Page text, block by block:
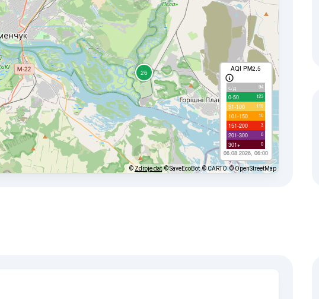
AQI PM2.5
с/д 94
0-50 123
51-100 119
101-150 10
151-200 3
201-300 0
301+ 0
06.08.2026, 06:00
©Zdroje dat © SaveEcoBot © CARTO © OpenStreetMap